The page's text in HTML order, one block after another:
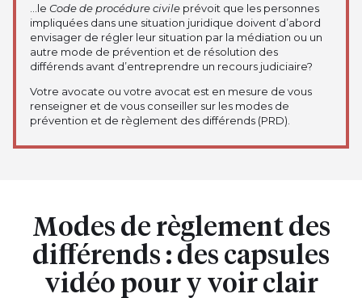
…le Code de procédure civileprévoit que les personnes
impliquées dans une situation juridique doivent d’abord
envisager de régler leur situation par la médiation ou un
autre mode de prévention et de résolution des
différends avant d’entreprendre un recours judiciaire?
Votre avocate ou votre avocat est en mesure de vous
renseigner et de vous conseiller sur les modes de
prévention et de règlement des différends (PRD).
Modes de règlement des
différends : des capsules
vidéo pour y voir clair